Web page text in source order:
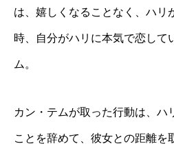
は、嬉しくなることなく、ハリ
時、自分がハリに本気で恋して
ム。
カン・テムが取った行動は、ハ
ことを辞めて、彼女との距離を